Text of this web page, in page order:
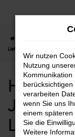
Zum
springen
Lieferservice nach Fulda
Wir nutzen
Nutzung
verarbeiten
wenn Sie uns
einem
Sie die
Weitere